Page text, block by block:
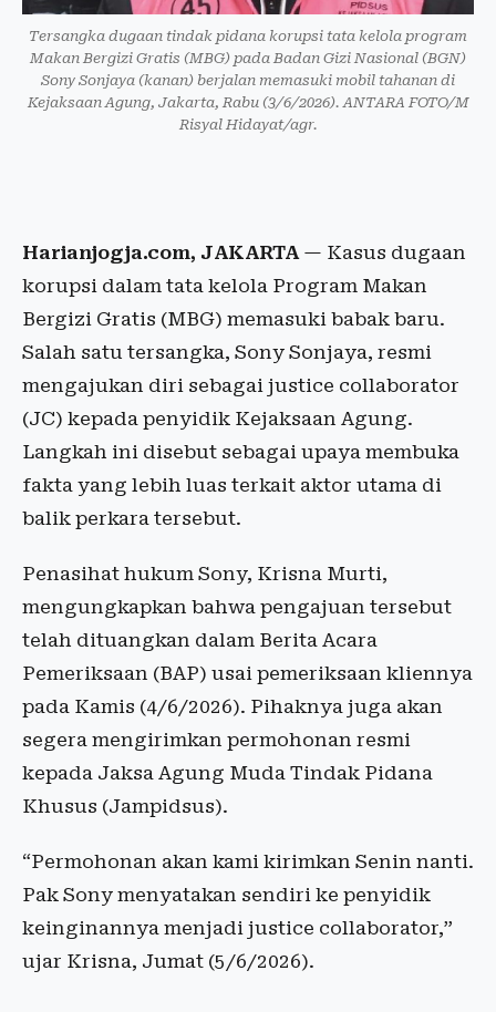
Tersangka dugaan tindak pidana korupsi tata kelola program
Makan Bergizi Gratis (MBG) pada Badan Gizi Nasional (BGN)
Sony Sonjaya (kanan) berjalan memasuki mobil tahanan di
Kejaksaan Agung, Jakarta, Rabu (3/6/2026). ANTARA FOTO/M
Risyal Hidayat/agr.
Harianjogja.com, JAKARTA— Kasus dugaan
korupsi dalam tata kelola Program Makan
Bergizi Gratis (MBG) memasuki babak baru.
Salah satu tersangka, Sony Sonjaya, resmi
mengajukan diri sebagai justice collaborator
(JC) kepada penyidik Kejaksaan Agung.
Langkah ini disebut sebagai upaya membuka
fakta yang lebih luas terkait aktor utama di
balik perkara tersebut.
Penasihat hukum Sony, Krisna Murti,
mengungkapkan bahwa pengajuan tersebut
telah dituangkan dalam Berita Acara
Pemeriksaan (BAP) usai pemeriksaan kliennya
pada Kamis (4/6/2026). Pihaknya juga akan
segera mengirimkan permohonan resmi
kepada Jaksa Agung Muda Tindak Pidana
Khusus (Jampidsus).
“Permohonan akan kami kirimkan Senin nanti.
Pak Sony menyatakan sendiri ke penyidik
keinginannya menjadi justice collaborator,”
ujar Krisna, Jumat (5/6/2026).